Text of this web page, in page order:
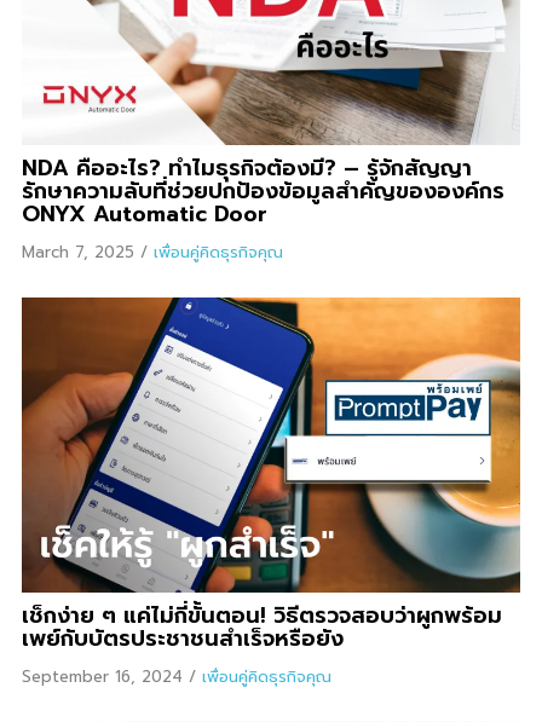
NDA คืออะไร? ทำไมธุรกิจต้องมี? – รู้จักสัญญา
รักษาความลับที่ช่วยปกป้องข้อมูลสำคัญขององค์กร
ONYX Automatic Door
March 7, 2025 / เพื่อนคู่คิดธุรกิจคุณ
เช็กง่าย ๆ แค่ไม่กี่ขั้นตอน! วิธีตรวจสอบว่าผูกพร้อม
เพย์กับบัตรประชาชนสำเร็จหรือยัง
September 16, 2024 / เพื่อนคู่คิดธุรกิจคุณ